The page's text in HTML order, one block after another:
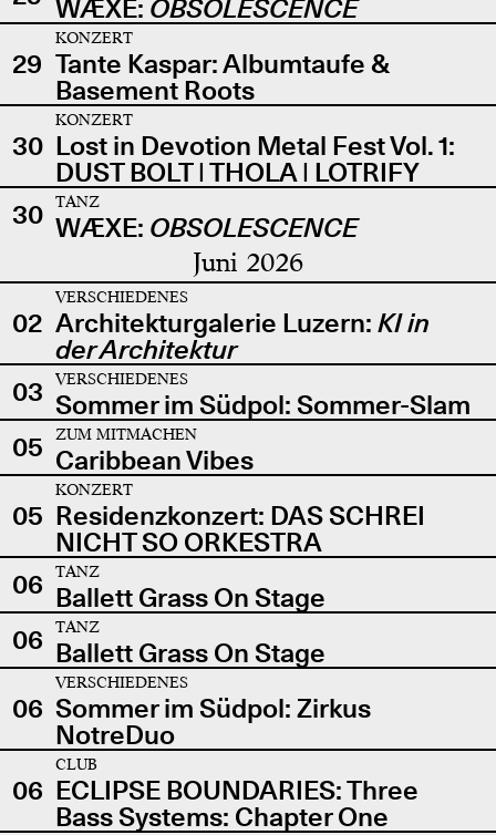
WÆXE: OBSOLESCENCE
29
KONZERT
Tante Kaspar: Albumtaufe &
Basement Roots
30
KONZERT
Lost in Devotion Metal Fest Vol. 1:
DUST BOLT | THOLA | LOTRIFY
30
TANZ
WÆXE: OBSOLESCENCE
Juni 2026
02
VERSCHIEDENES
Architekturgalerie Luzern: KI in
der Architektur
03
VERSCHIEDENES
Sommer im Südpol: Sommer-Slam
05
ZUM MITMACHEN
Caribbean Vibes
05
KONZERT
Residenzkonzert: DAS SCHREI
NICHT SO ORKESTRA
06
TANZ
Ballett Grass On Stage
06
TANZ
Ballett Grass On Stage
06
VERSCHIEDENES
Sommer im Südpol: Zirkus
NotreDuo
06
CLUB
ECLIPSE BOUNDARIES: Three
Bass Systems: Chapter One